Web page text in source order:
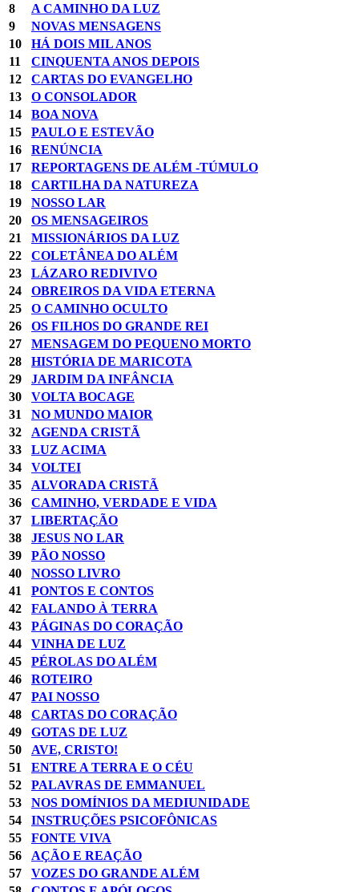
8
A CAMINHO DA LUZ
9
NOVAS MENSAGENS
10
HÁ DOIS MIL ANOS
11
CINQUENTA ANOS DEPOIS
12
CARTAS DO EVANGELHO
13
O CONSOLADOR
14
BOA NOVA
15
PAULO E ESTEVÃO
16
RENÚNCIA
17
REPORTAGENS DE ALÉM -TÚMULO
18
CARTILHA DA NATUREZA
19
NOSSO LAR
20
OS MENSAGEIROS
21
MISSIONÁRIOS DA LUZ
22
COLETÂNEA DO ALÉM
23
LÁZARO REDIVIVO
24
OBREIROS DA VIDA ETERNA
25
O CAMINHO OCULTO
26
OS FILHOS DO GRANDE REI
27
MENSAGEM DO PEQUENO MORTO
28
HISTÓRIA DE MARICOTA
29
JARDIM DA INFÂNCIA
30
VOLTA BOCAGE
31
NO MUNDO MAIOR
32
AGENDA CRISTÃ
33
LUZ ACIMA
34
VOLTEI
35
ALVORADA CRISTÃ
36
CAMINHO, VERDADE E VIDA
37
LIBERTAÇÃO
38
JESUS NO LAR
39
PÃO NOSSO
40
NOSSO LIVRO
41
PONTOS E CONTOS
42
FALANDO À TERRA
43
PÁGINAS DO CORAÇÃO
44
VINHA DE LUZ
45
PÉROLAS DO ALÉM
46
ROTEIRO
47
PAI NOSSO
48
CARTAS DO CORAÇÃO
49
GOTAS DE LUZ
50
AVE, CRISTO!
51
ENTRE A TERRA E O CÉU
52
PALAVRAS DE EMMANUEL
53
NOS DOMÍNIOS DA MEDIUNIDADE
54
INSTRUÇÕES PSICOFÔNICAS
55
FONTE VIVA
56
AÇÃO E REAÇÃO
57
VOZES DO GRANDE ALÉM